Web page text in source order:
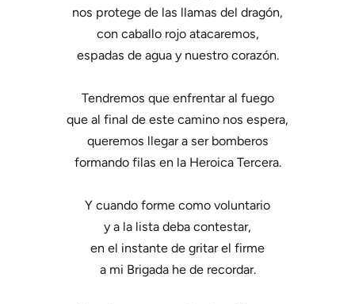
nos protege de las llamas del dragón,
con caballo rojo atacaremos,
espadas de agua y nuestro corazón.
Tendremos que enfrentar al fuego
que al final de este camino nos espera,
queremos llegar a ser bomberos
formando filas en la Heroica Tercera.
Y cuando forme como voluntario
y a la lista deba contestar,
en el instante de gritar el firme
a mi Brigada he de recordar.